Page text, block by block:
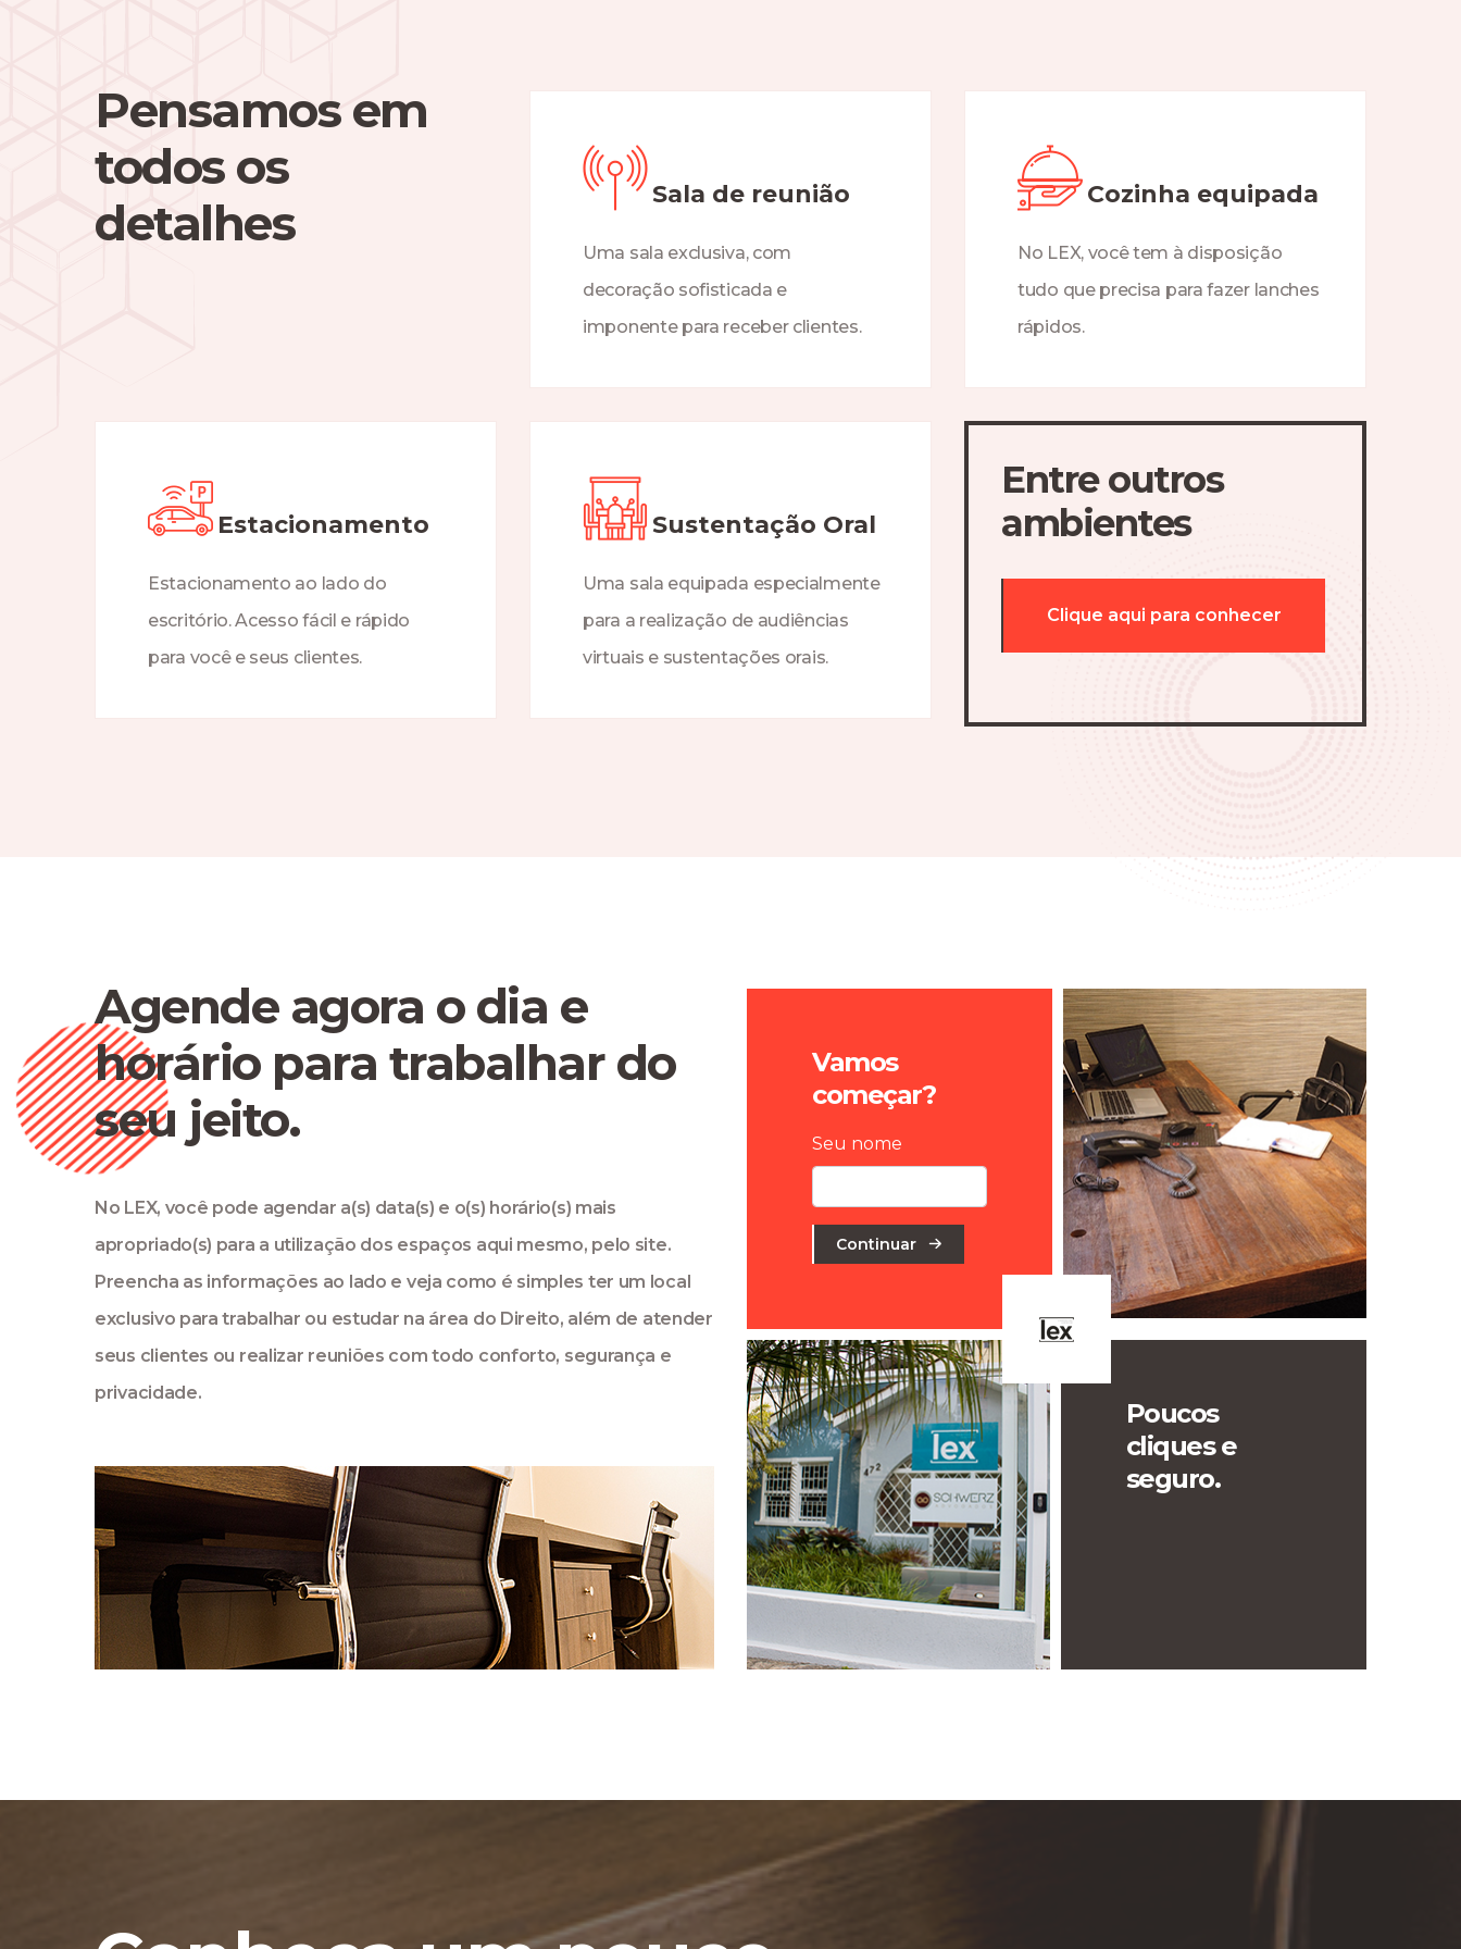
Pensamos em
todos os
detalhes
Sala de reunião
Uma sala exclusiva, com
decoração sofisticada e
imponente para receber clientes.
Cozinha equipada
No LEX, você tem à disposição
tudo que precisa para fazer lanches
rápidos.
Estacionamento
Estacionamento ao lado do
escritório. Acesso fácil e rápido
para você e seus clientes.
Sustentação Oral
Uma sala equipada especialmente
para a realização de audiências
virtuais e sustentações orais.
Entre outros
ambientes
Clique aqui para conhecer
Agende agora o dia e
horário para trabalhar do
seu jeito.
No LEX, você pode agendar a(s) data(s) e o(s) horário(s) mais
apropriado(s) para a utilização dos espaços aqui mesmo, pelo site.
Preencha as informações ao lado e veja como é simples ter um local
exclusivo para trabalhar ou estudar na área do Direito, além de atender
seus clientes ou realizar reuniões com todo conforto, segurança e
privacidade.
Vamos
começar?
Seu nome
Continuar
Poucos
cliques e
seguro.